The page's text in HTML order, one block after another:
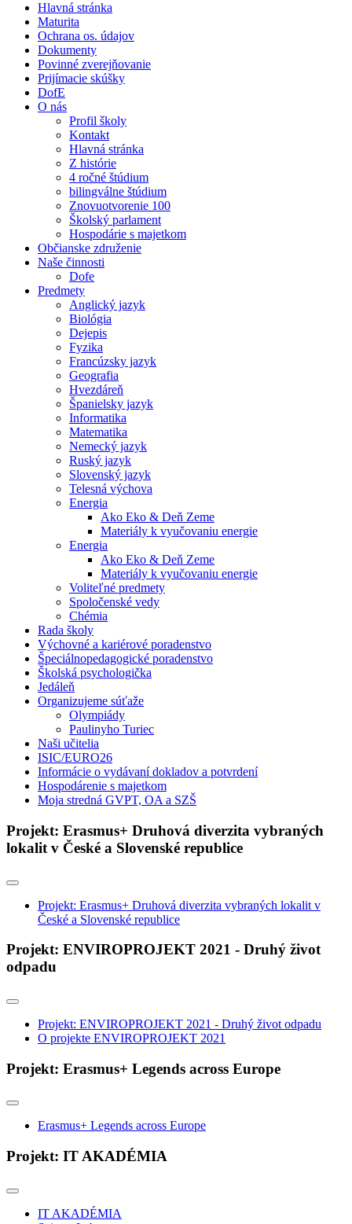
Hlavná stránka
Maturita
Ochrana os. údajov
Dokumenty
Povinné zverejňovanie
Prijímacie skúšky
DofE
O nás
Profil školy
Kontakt
Hlavná stránka
Z histórie
4 ročné štúdium
bilingválne štúdium
Znovuotvorenie 100
Školský parlament
Hospodárie s majetkom
Občianske združenie
Naše činnosti
Dofe
Predmety
Anglický jazyk
Biológia
Dejepis
Fyzika
Francúzsky jazyk
Geografia
Hvezdáreň
Španielsky jazyk
Informatika
Matematika
Nemecký jazyk
Ruský jazyk
Slovenský jazyk
Telesná výchova
Energia
Ako Eko & Deň Zeme
Materiály k vyučovaniu energie
Energia
Ako Eko & Deň Zeme
Materiály k vyučovaniu energie
Voliteľné predmety
Spoločenské vedy
Chémia
Rada školy
Výchovné a kariérové poradenstvo
Špeciálnopedagogické poradenstvo
Školská psychologička
Jedáleň
Organizujeme súťaže
Olympiády
Paulinyho Turiec
Naši učitelia
ISIC/EURO26
Informácie o vydávaní dokladov a potvrdení
Hospodárenie s majetkom
Moja stredná GVPT, OA a SZŠ
Projekt: Erasmus+ Druhová diverzita vybraných
lokalit v České a Slovenské republice
Projekt: Erasmus+ Druhová diverzita vybraných lokalit v
České a Slovenské republice
Projekt: ENVIROPROJEKT 2021 - Druhý život
odpadu
Projekt: ENVIROPROJEKT 2021 - Druhý život odpadu
O projekte ENVIROPROJEKT 2021
Projekt: Erasmus+ Legends across Europe
Erasmus+ Legends across Europe
Projekt: IT AKADÉMIA
IT AKADÉMIA